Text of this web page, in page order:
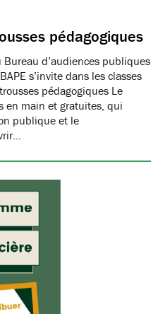
pédagogiques
Bureau d’audiences publiques
s’invite dans les classes
pédagogiques Le
en main et gratuites, qui
publique et le